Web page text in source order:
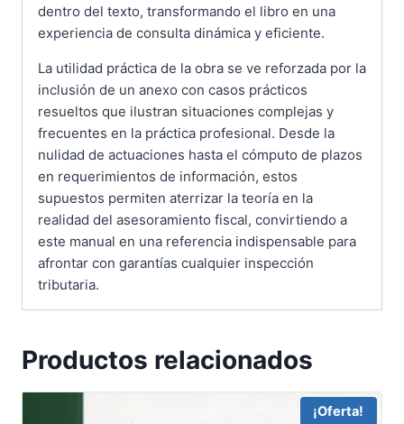
dentro del texto, transformando el libro en una
experiencia de consulta dinámica y eficiente.
La utilidad práctica de la obra se ve reforzada por la
inclusión de un anexo con casos prácticos
resueltos que ilustran situaciones complejas y
frecuentes en la práctica profesional. Desde la
nulidad de actuaciones hasta el cómputo de plazos
en requerimientos de información, estos
supuestos permiten aterrizar la teoría en la
realidad del asesoramiento fiscal, convirtiendo a
este manual en una referencia indispensable para
afrontar con garantías cualquier inspección
tributaria.
Productos relacionados
¡Oferta!